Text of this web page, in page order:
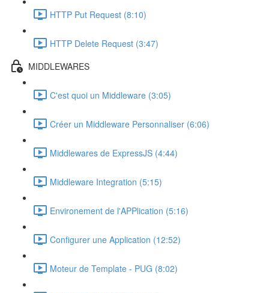
HTTP Put Request (8:10)
HTTP Delete Request (3:47)
MIDDLEWARES
C'est quoi un Middleware (3:05)
Créer un Middleware Personnaliser (6:06)
Middlewares de ExpressJS (4:44)
Middleware Integration (5:15)
Environement de l'APPlication (5:16)
Configurer une Application (12:52)
Moteur de Template - PUG (8:02)